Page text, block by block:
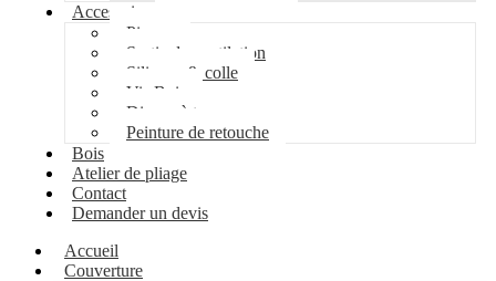
Accessoires
Pipeco
Sortie de ventilation
Silicone & colle
Vis Bois
Disque à tronçonner
Peinture de retouche
Bois
Atelier de pliage
Contact
Demander un devis
Accueil
Couverture